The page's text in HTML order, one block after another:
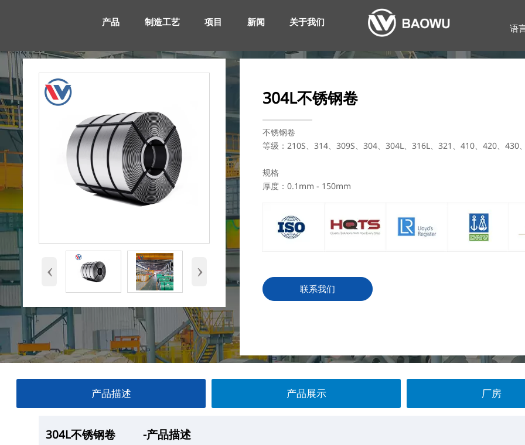
产品 制造工艺 项目 新闻 关于我们
语
‹ ›
304L不锈钢卷
不锈钢卷
等级：210S、314、309S、304、304L、316L、321、410、420、430
规格
厚度：0.1mm - 150mm
联系我们
产品描述 产品展示 厂房
304L不锈钢卷 -产品描述
304L不锈钢卷 —产品展示
304L不锈钢卷 -厂房
304L不锈钢卷 -产品包装